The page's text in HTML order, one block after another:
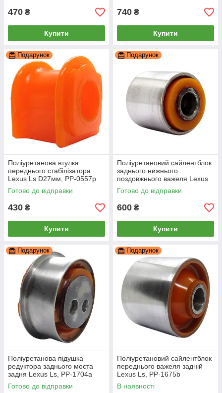
470 ₴
Купити
740 ₴
Купити
Подарунок
Поліуретанова втулка
переднього стабілізатора
Lexus Ls D27мм, PP-0557p
Готово до відправки
430 ₴
Купити
Подарунок
Поліуретановий сайлентблок
заднього нижнього
поздовжнього важеля Lexus
Ls, PP-1326c
Готово до відправки
600 ₴
Купити
Подарунок
Поліуретанова підушка
редуктора заднього моста
задня Lexus Ls, PP-1704a
Готово до відправки
Подарунок
Поліуретановий сайлентблок
переднього важеля задній
Lexus Ls, PP-1675b
В наявності